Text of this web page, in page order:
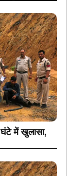
घंटे में खुलासा,